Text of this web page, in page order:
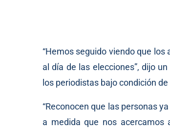
“Hemos seguido viendo que
al día de las elecciones”, dijo
los periodistas bajo condición
“Reconocen que las personas
a medida que nos acercamos